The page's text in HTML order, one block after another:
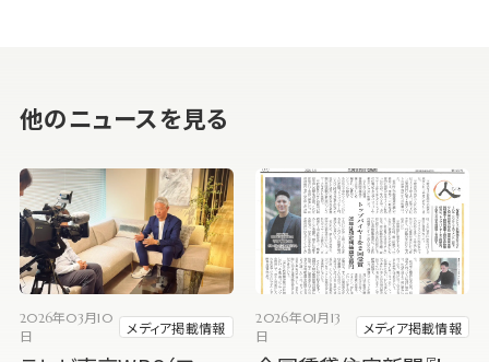
他のニュースを見る
2026年03月10
日
メディア掲載情報
2026年01月13
日
メディア掲載情報